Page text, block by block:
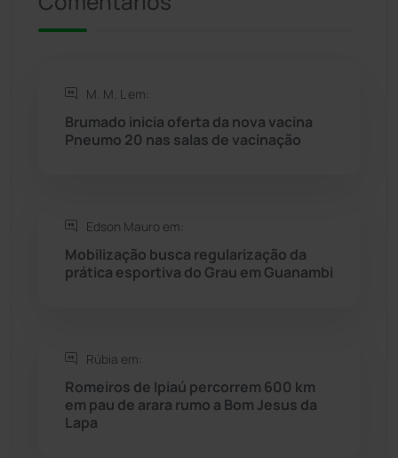
Rio do Antônio
Saúde
Seabra (51)
Sítio do Mato
Sudoeste Baiano (1530)
M. M. L em:
Brumado inicia oferta da nova vacina
Pneumo 20 nas salas de vacinação
Edson Mauro em:
Mobilização busca regularização da
prática esportiva do Grau em Guanambi
Rúbia em:
Romeiros de Ipiaú percorrem 600 km
em pau de arara rumo a Bom Jesus da
Lapa